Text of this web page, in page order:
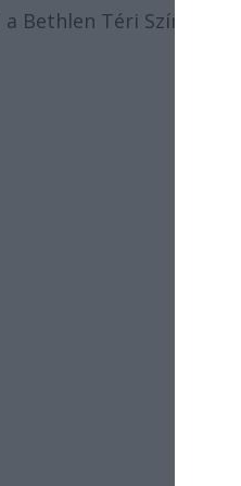
a Bethlen Téri Színház